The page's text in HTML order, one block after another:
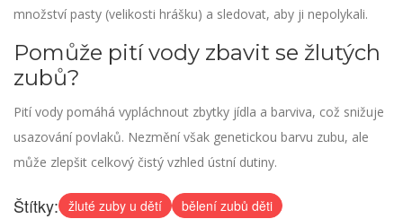
množství pasty (velikosti hrášku) a sledovat, aby ji nepolykali.
Pomůže pití vody zbavit se žlutých
zubů?
Pití vody pomáhá vypláchnout zbytky jídla a barviva, což snižuje
usazování povlaků. Nezmění však genetickou barvu zubu, ale
může zlepšit celkový čistý vzhled ústní dutiny.
Štítky: žluté zuby u dětí
bělení zubů děti